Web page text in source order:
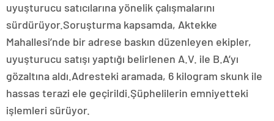
uyuşturucu satıcılarına yönelik çalışmalarını
sürdürüyor.Soruşturma kapsamda, Aktekke
Mahallesi’nde bir adrese baskın düzenleyen ekipler,
uyuşturucu satışı yaptığı belirlenen A.V. ile B.A’yı
gözaltına aldı.Adresteki aramada, 6 kilogram skunk ile
hassas terazi ele geçirildi.Şüphelilerin emniyetteki
işlemleri sürüyor.